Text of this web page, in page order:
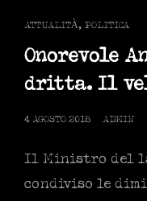
CAT
LINKS
ATTUALITÀ, POLITICA
Onorevole
dritta. Il
POSTED
4 AGOSTO 2018 ADMIN
Il Ministro del
condiviso le